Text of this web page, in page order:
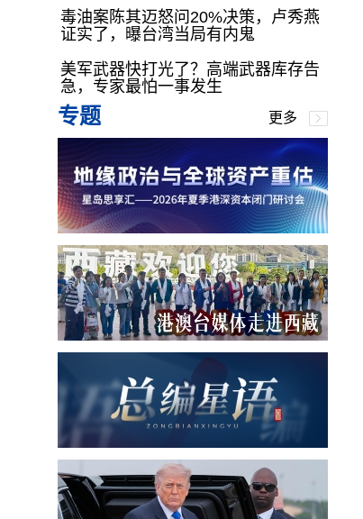
毒油案陈其迈怒问20%决策，卢秀燕
证实了，曝台湾当局有内鬼
美军武器快打光了？高端武器库存告
急，专家最怕一事发生
专题 更多